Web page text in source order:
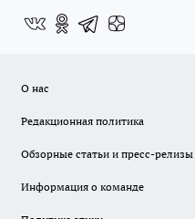
О нас
Редакционная политика
Обзорные статьи и пресс-релизы
Информация о команде